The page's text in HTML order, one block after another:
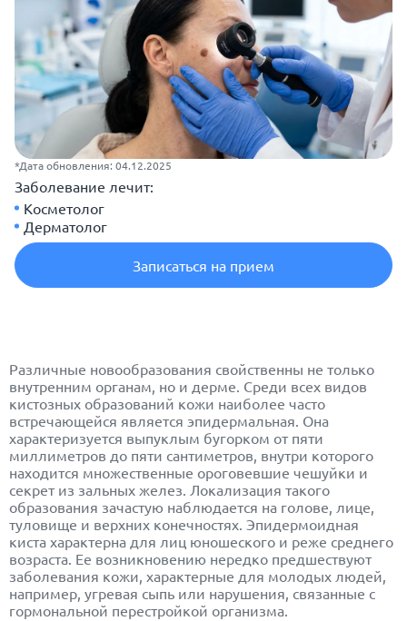
*Дата обновления: 04.12.2025
Заболевание лечит:
Косметолог
Дерматолог
Записаться на прием
Различные новообразования свойственны не только
внутренним органам, но и дерме. Среди всех видов
кистозных образований кожи наиболее часто
встречающейся является эпидермальная. Она
характеризуется выпуклым бугорком от пяти
миллиметров до пяти сантиметров, внутри которого
находится множественные ороговевшие чешуйки и
секрет из зальных желез. Локализация такого
образования зачастую наблюдается на голове, лице,
туловище и верхних конечностях. Эпидермоидная
киста характерна для лиц юношеского и реже среднего
возраста. Ее возникновению нередко предшествуют
заболевания кожи, характерные для молодых людей,
например, угревая сыпь или нарушения, связанные с
гормональной перестройкой организма.